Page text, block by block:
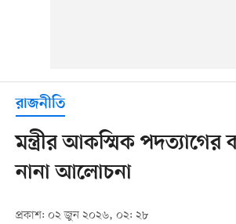
রাজনীতি
মন্ত্রীর আকস্মিক পদত্যাগের
নানা আলোচনা
প্রকাশ: ০২ জুন ২০২৬, ০২: ২৮